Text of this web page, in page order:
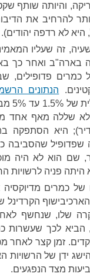
והיותה שותף
להרחיב את
היא לא רדפה יהודים).
זה שעליו
בארה"ב ואחר כך
פדופילים,
הנתונים
לא שללה מאף אחד
היא הסתפקה
שהסביבה
שם הוא לא היה
היתה פניה לרשויות
של כמרים
הקרדינל
שלו, שנחשף
הביא לכך שעשרות
זמן קצר לאחר
ידן של הרשויות
מצד הנפגעים.